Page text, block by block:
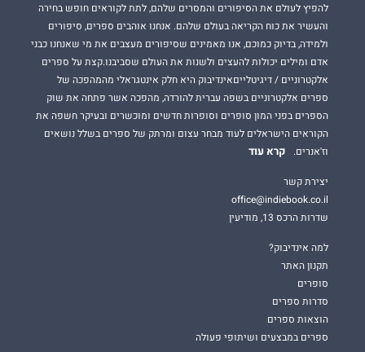
להפיץ לעולם את הסיפורים והמסרים שלהם, לתת לקוראים חופש בחירה
והעשיר את כוח הקריאה בעולם שלהם. אנחנו אוהבים ספרים, סיפורים
ולמידה, בדיוק כמוכם, אנו מאמינים שסיפורים מעצבים את מי שאנחנו כבני
אדם ומילים יכולות להעצים ולשנות את העולם שסביבנו.קצת על ספרים
אלקטרוניים / דיגיטלייםאינדיבוק היא חלק אינטגראלי מהמהפכה של
ספרים אלקטרוניים בשפה עברית להורדה, מהפכה אשר פתחה את שוק
הספרים בפני המון סופרים וסופרות חדשים ומוכשרים ובעיקר חשפה את
הקוראים הישראלים לעוד מבחר עצום ומרתק של ספרים בשלל נושאים
וז'אנרים.
קרא עוד
יצירת קשר
office@indiebook.co.il
שדרות הרכס 13, מודיעין
למה אינדיבוק?
תקנון האתר
סופרים
סדרות ספרים
הוצאות ספרים
ספרים במבצעים ושיתופי פעולה